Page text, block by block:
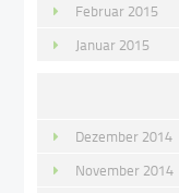
Februar 2015
Januar 2015
Dezember 2014
November 2014